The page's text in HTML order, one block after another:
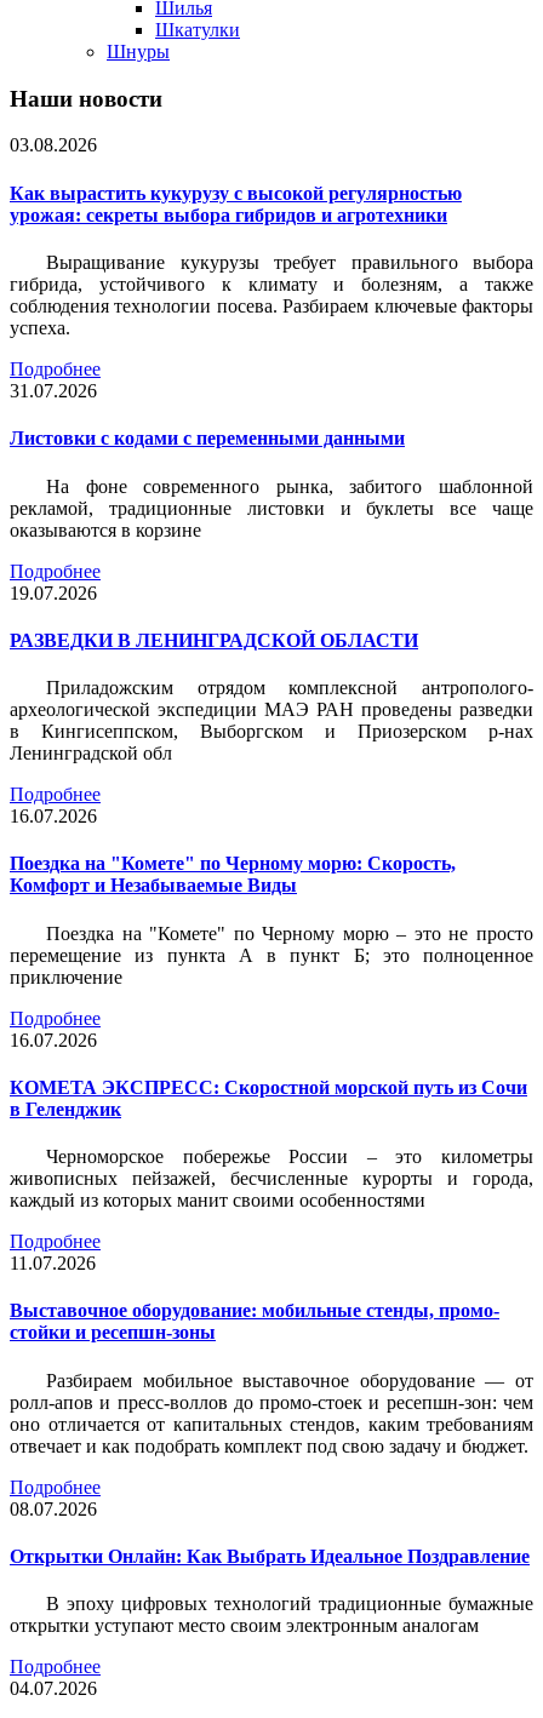
Шилья
Шкатулки
Шнуры
Наши новости
03.08.2026
Как вырастить кукурузу с высокой регулярностью
урожая: секреты выбора гибридов и агротехники
Выращивание кукурузы требует правильного выбора
гибрида, устойчивого к климату и болезням, а также
соблюдения технологии посева. Разбираем ключевые факторы
успеха.
Подробнее
31.07.2026
Листовки c кодами с переменными данными
На фоне современного рынка, забитого шаблонной
рекламой, традиционные листовки и буклеты все чаще
оказываются в корзине
Подробнее
19.07.2026
РАЗВЕДКИ В ЛЕНИНГРАДСКОЙ ОБЛАСТИ
Приладожским отрядом комплексной антрополого-
археологической экспедиции МАЭ РАН проведены разведки
в Кингисеппском, Выборгском и Приозерском р-нах
Ленинградской обл
Подробнее
16.07.2026
Поездка на "Комете" по Черному морю: Скорость,
Комфорт и Незабываемые Виды
Поездка на "Комете" по Черному морю – это не просто
перемещение из пункта А в пункт Б; это полноценное
приключение
Подробнее
16.07.2026
КОМЕТА ЭКСПРЕСС: Скоростной морской путь из Сочи
в Геленджик
Черноморское побережье России – это километры
живописных пейзажей, бесчисленные курорты и города,
каждый из которых манит своими особенностями
Подробнее
11.07.2026
Выставочное оборудование: мобильные стенды, промо-
стойки и ресепшн-зоны
Разбираем мобильное выставочное оборудование — от
ролл-апов и пресс-воллов до промо-стоек и ресепшн-зон: чем
оно отличается от капитальных стендов, каким требованиям
отвечает и как подобрать комплект под свою задачу и бюджет.
Подробнее
08.07.2026
Открытки Онлайн: Как Выбрать Идеальное Поздравление
В эпоху цифровых технологий традиционные бумажные
открытки уступают место своим электронным аналогам
Подробнее
04.07.2026